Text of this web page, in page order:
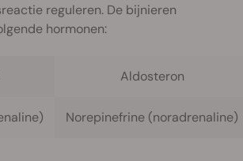
reguleren. De bijnieren
hormonen:
Aldosteron
Norepinefrine (noradrenaline)